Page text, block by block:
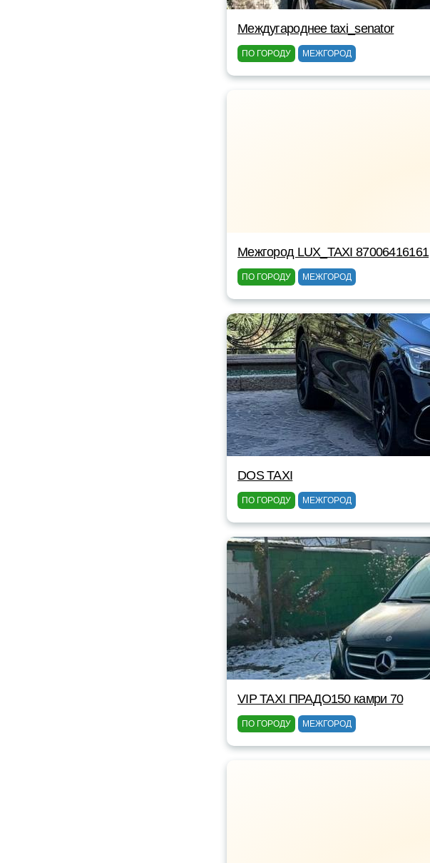
Междугароднее taxi_senator
ПО ГОРОДУ МЕЖГОРОД
Межгород LUX_TAXI 87006416161
ПО ГОРОДУ МЕЖГОРОД
DOS TAXI
ПО ГОРОДУ МЕЖГОРОД
VIP TAXI ПРАДО150 камри 70
ПО ГОРОДУ МЕЖГОРОД